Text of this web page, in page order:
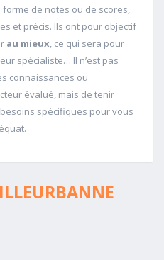
de notes ou de scores,
et précis. Ils ont pour objectif
au mieux, ce qui sera pour
spécialiste… Il n’est pas
connaissances ou
évalué, mais de tenir
spécifiques pour vous